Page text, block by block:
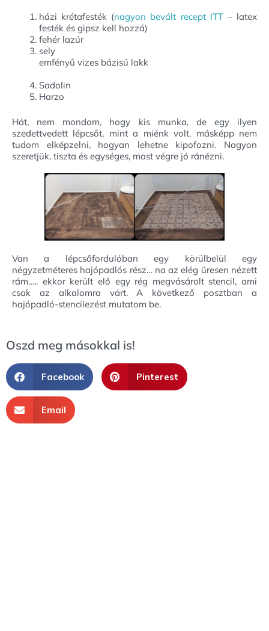
házi krétafesték (nagyon bevált recept ITT– latex
festék és gipsz kell hozzá)
fehér lazúr
sely
emfényű vizes bázisú lakk
Sadolin
Harzo
Hát, nem mondom, hogy kis munka, de egy ilyen
szedettvedett lépcsőt, mint a miénk volt, másképp nem
tudom elképzelni, hogyan lehetne kipofozni. Nagyon
szeretjük, tiszta és egységes, most végre jó ránézni.
Van a lépcsőfordulóban egy körülbelül egy
négyzetméteres hajópadlós rész… na az elég üresen nézett
rám….. ekkor került elő egy rég megvásárolt stencil, ami
csak az alkalomra várt. A következő posztban a
hajópadló-stencilezést mutatom be.
Oszd meg másokkal is!
Facebook Pinterest
Email